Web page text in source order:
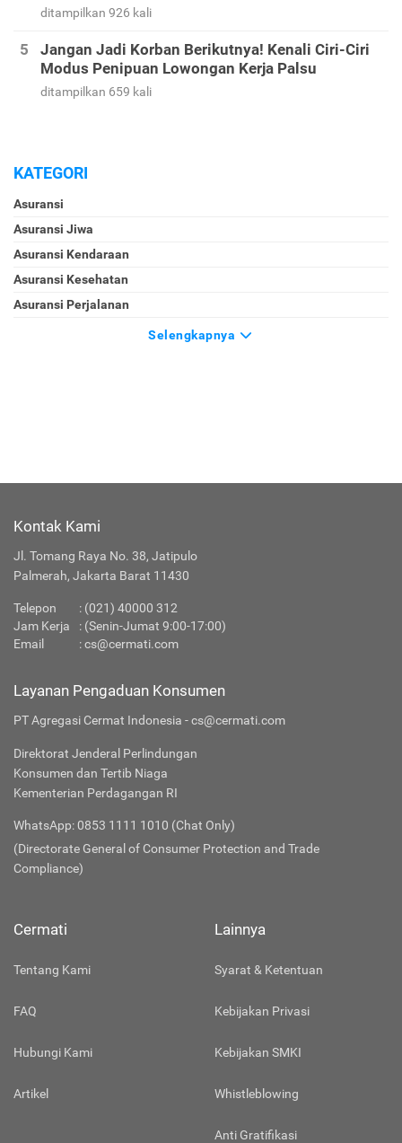
ditampilkan 926 kali
Jangan Jadi Korban Berikutnya! Kenali Ciri-Ciri
Modus Penipuan Lowongan Kerja Palsu
ditampilkan 659 kali
KATEGORI
Asuransi
Asuransi Jiwa
Asuransi Kendaraan
Asuransi Kesehatan
Asuransi Perjalanan
Selengkapnya
Kontak Kami
Jl. Tomang Raya No. 38, Jatipulo
Palmerah, Jakarta Barat 11430
Telepon : (021) 40000 312
Jam Kerja
: (Senin-Jumat 9:00-17:00)
Email
:cs@cermati.com
Layanan Pengaduan Konsumen
PT Agregasi Cermat Indonesia - cs@cermati.com
Direktorat Jenderal Perlindungan
Konsumen dan Tertib Niaga
Kementerian Perdagangan RI
WhatsApp: 0853 1111 1010 (Chat Only)
(Directorate General of Consumer Protection and Trade
Compliance)
Cermati
Tentang Kami
FAQ
Hubungi Kami
Artikel
Lainnya
Syarat & Ketentuan
Kebijakan Privasi
Kebijakan SMKI
Whistleblowing
Anti Gratifikasi